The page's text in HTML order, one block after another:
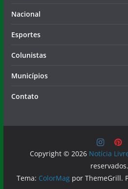
Nacional
Esportes
Colunistas
Municípios
Contato
Copyright © 2026 Notícia
reservados.
Tema: ColorMagpor ThemeGrill.